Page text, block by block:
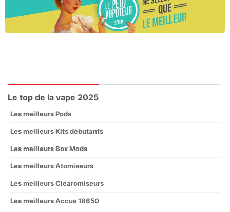
Le top de la vape 2025
Les meilleurs Pods
Les meilleurs Kits débutants
Les meilleurs Box Mods
Les meilleurs Atomiseurs
Les meilleurs Clearomiseurs
Les meilleurs Accus 18650